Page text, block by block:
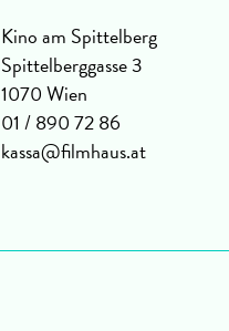
Kino am Spittelberg
Spittelberggasse 3
1070 Wien
01 / 890 72 86
kassa@filmhaus.at